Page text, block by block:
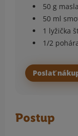
50 g masla
50 ml
1 lyžička
1/2
Poslať
Postup